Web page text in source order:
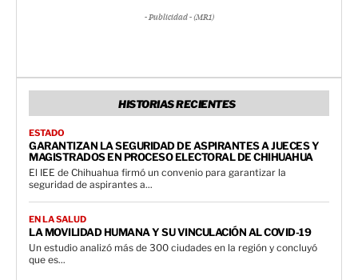
- Publicidad - (MR1)
HISTORIAS RECIENTES
ESTADO
GARANTIZAN LA SEGURIDAD DE ASPIRANTES A JUECES Y
MAGISTRADOS EN PROCESO ELECTORAL DE CHIHUAHUA
El IEE de Chihuahua firmó un convenio para garantizar la
seguridad de aspirantes a...
EN LA SALUD
LA MOVILIDAD HUMANA Y SU VINCULACIÓN AL COVID-19
Un estudio analizó más de 300 ciudades en la región y concluyó
que es...